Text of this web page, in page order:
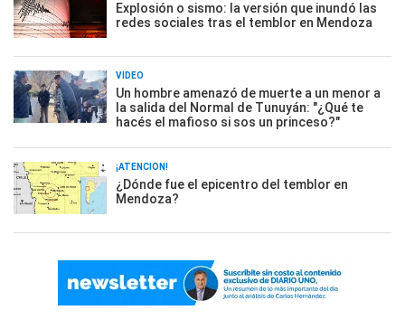
Explosión o sismo: la versión que inundó las
redes sociales tras el temblor en Mendoza
VIDEO
Un hombre amenazó de muerte a un menor a
la salida del Normal de Tunuyán: "¿Qué te
hacés el mafioso si sos un princeso?"
¡ATENCIÓN!
¿Dónde fue el epicentro del temblor en
Mendoza?